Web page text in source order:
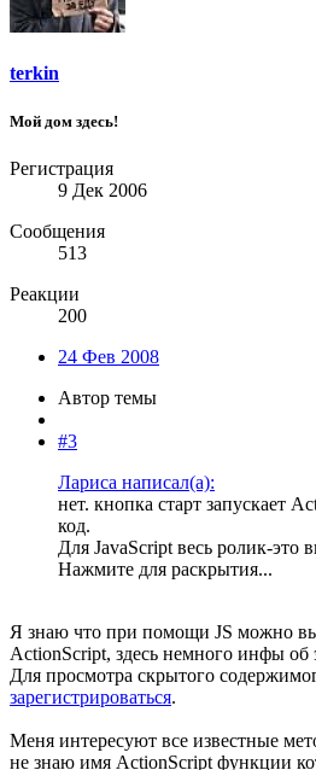
terkin
Мой дом здесь!
Регистрация
9 Дек 2006
Сообщения
513
Реакции
200
24 Фев 2008
Автор темы
#3
Лариса написал(а):
нет. кнопка старт запускает
код.
Для JavaScript весь ролик-это
Нажмите для раскрытия...
Я знаю что при помощи JS можно
ActionScript, здесь немного инфы об
Для просмотра скрытого
зарегистрироваться.
Меня интересуют все известные
не знаю имя ActionScript функции